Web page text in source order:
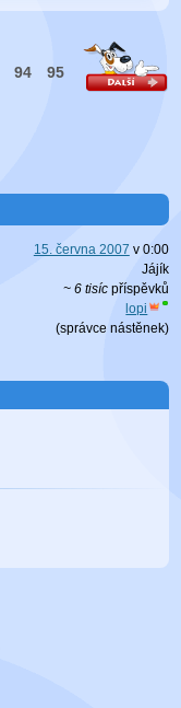
94 95
15. června 2007 v 0:00
Jájík
~ 6 tisícpříspěvků
lopi
(správce nástěnek)